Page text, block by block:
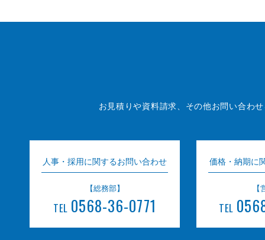
お見積りや資料請求、その他お問い合わ
人事・採用に関するお問い合わせ
【総務部】
TEL 0568-36-0771
価格・納期に
【
TEL